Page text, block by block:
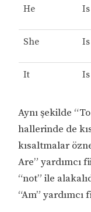
He Is
She Is
It Is
Aynı şekilde
hallerinde de
kısaltmalar
Are” yardımcı
“not” ile
“Am”